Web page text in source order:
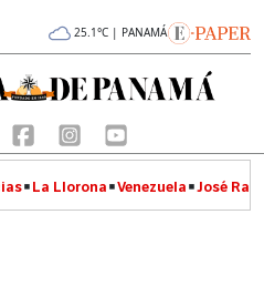
25.1°C | PANAMÁ
La Llorona Venezuela José